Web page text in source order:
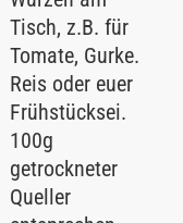
Tisch, z.B. für
Tomate, Gurke.
Reis oder euer
Frühstücksei.
100g
getrockneter
Queller